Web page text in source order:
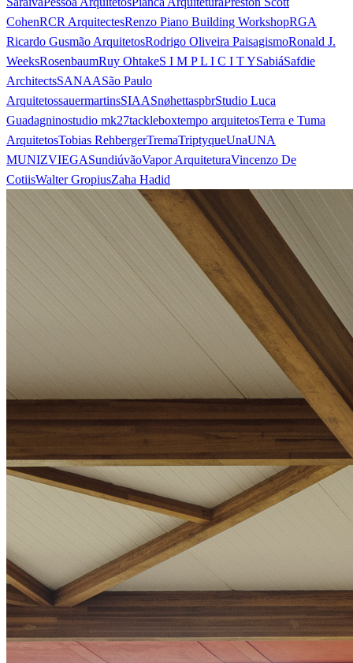
CohenRCR ArquitectesRenzo Piano Building WorkshopRGA
Ricardo Gusmão ArquitetosRodrigo Oliveira PaisagismoRonald J.
WeeksRosenbaumRuy OhtakeS I M P L I C I T YSabiáSafdie
ArchitectsSANAASão Paulo
ArquitetossauermartinsSIAASnøhettaspbrStudio Luca
Guadagninostudio mk27tackleboxtempo arquitetosTerra e Tuma
ArquitetosTobias RehbergerTremaTriptyqueUnaUNA
MUNIZVIEGASundiúvãoVapor ArquiteturaVincenzo De
CotiisWalter GropiusZaha Hadid